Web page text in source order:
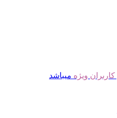
ویژهمیباشد